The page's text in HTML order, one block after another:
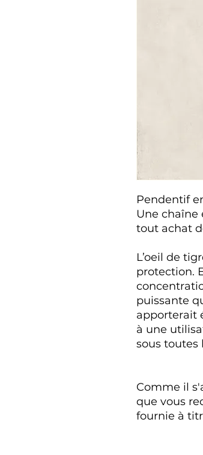
Pendentif
Une chaîne
tout achat
L’oeil de
protection.
puissante
apporterait
à une
sous toutes
Comme il
que vous
fournie à